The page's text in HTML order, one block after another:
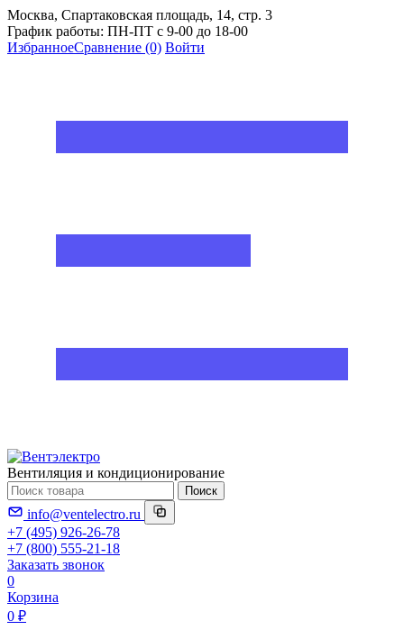
Москва, Спартаковская площадь, 14, стр. 3
График работы: ПН-ПТ с 9-00 до 18-00
ИзбранноеСравнение (0) Войти
Вентиляция и кондиционирование
Поиск
info@ventelectro.ru
+7 (495) 926-26-78
+7 (800) 555-21-18
Заказать звонок
0
Корзина
0 ₽